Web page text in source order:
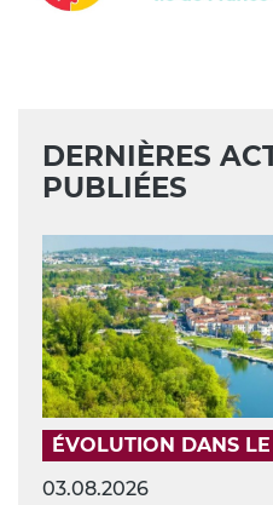
DERNIÈRES
PUBLIÉES
ÉVOLUTION DANS
03.08.2026